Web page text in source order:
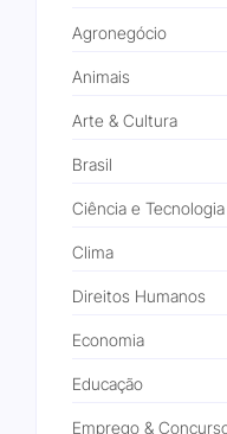
Agronegócio
Animais
Arte & Cultura
Brasil
Ciência e Tecnologia
Clima
Direitos Humanos
Economia
Educação
Emprego &